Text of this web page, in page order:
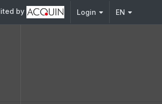
by Login EN